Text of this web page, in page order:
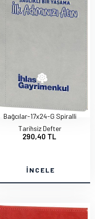
Bağcılar-17x24-G Spiralli
Tarihsiz Defter
290,40 TL
İNCELE